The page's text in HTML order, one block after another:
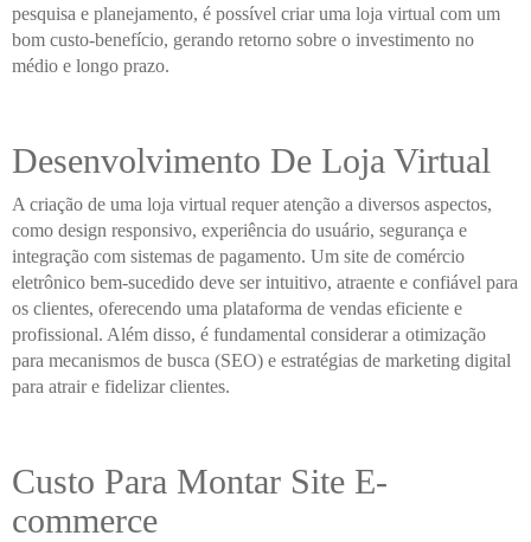
pesquisa e planejamento, é possível criar uma loja virtual com um
bom custo-benefício, gerando retorno sobre o investimento no
médio e longo prazo.
Desenvolvimento De Loja Virtual
A criação de uma loja virtual requer atenção a diversos aspectos,
como design responsivo, experiência do usuário, segurança e
integração com sistemas de pagamento. Um site de comércio
eletrônico bem-sucedido deve ser intuitivo, atraente e confiável para
os clientes, oferecendo uma plataforma de vendas eficiente e
profissional. Além disso, é fundamental considerar a otimização
para mecanismos de busca (SEO) e estratégias de marketing digital
para atrair e fidelizar clientes.
Custo Para Montar Site E-
commerce